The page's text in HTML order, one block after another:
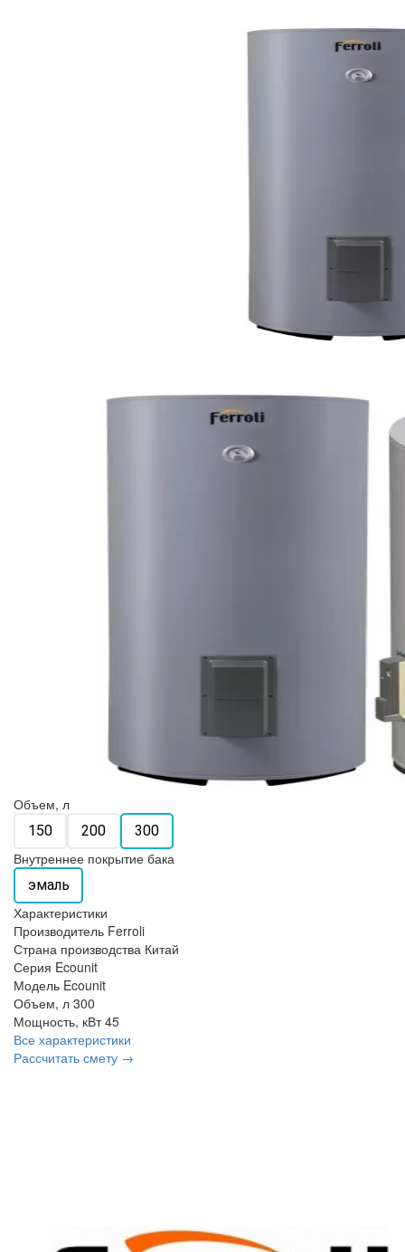
Объем, л
150 200 300
Внутреннее покрытие бака
эмаль
Характеристики
Производитель Ferroli
Страна производства Китай
Серия Ecounit
Модель Ecounit
Объем, л 300
Мощность, кВт 45
Все характеристики
Рассчитать смету →